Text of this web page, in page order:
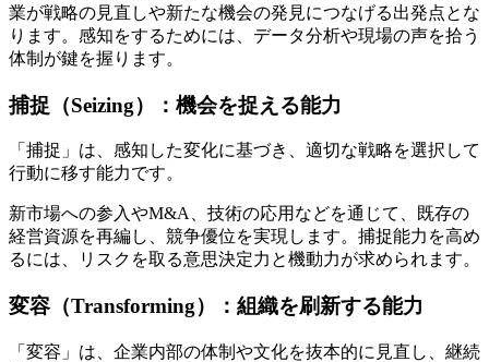
業が戦略の見直しや新たな機会の発見につなげる出発点とな
ります。感知をするためには、データ分析や現場の声を拾う
体制が鍵を握ります。
捕捉（Seizing）：機会を捉える能力
「捕捉」は、感知した変化に基づき、適切な戦略を選択して
行動に移す能力です。
新市場への参入やM&A、技術の応用などを通じて、既存の
経営資源を再編し、競争優位を実現します。捕捉能力を高め
るには、リスクを取る意思決定力と機動力が求められます。
変容（Transforming）：組織を刷新する能力
「変容」は、企業内部の体制や文化を抜本的に見直し、継続